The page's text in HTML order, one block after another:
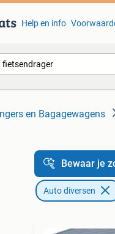
Help en info
en Bagagewagens
Bewaar je
Auto diversen